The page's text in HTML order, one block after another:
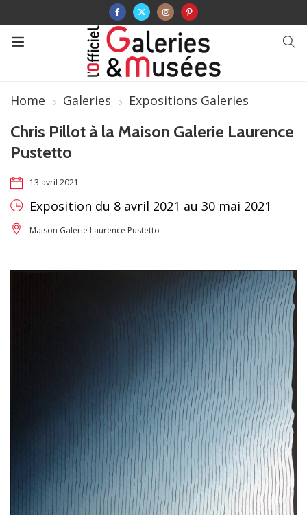
Home Galeries Expositions Galeries
Chris Pillot à la Maison Galerie Laurence
Pustetto
13 avril 2021
Exposition du 8 avril 2021 au 30 mai 2021
Maison Galerie Laurence Pustetto